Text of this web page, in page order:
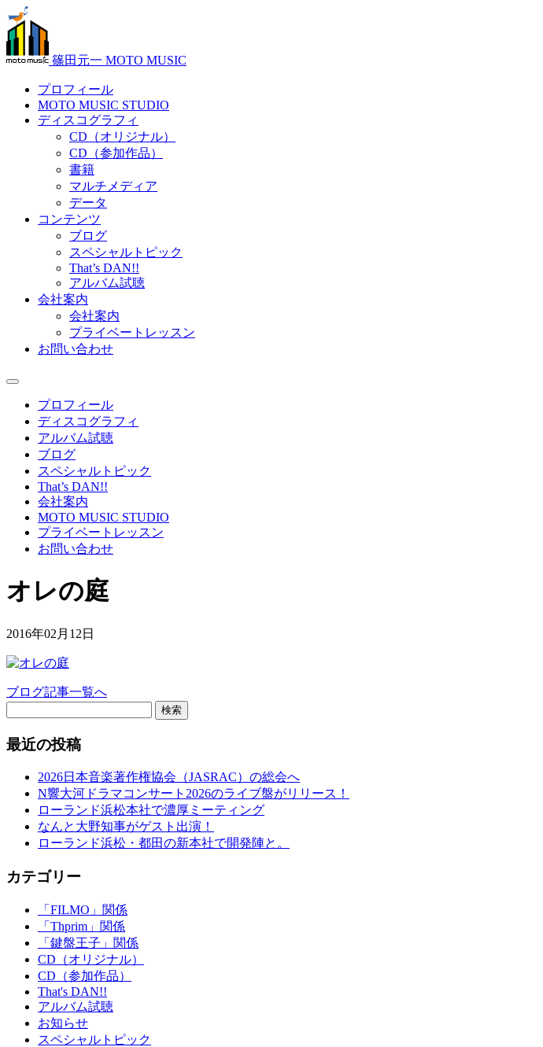
篠田元一 MOTO MUSIC
プロフィール
MOTO MUSIC STUDIO
ディスコグラフィ
CD（オリジナル）
CD（参加作品）
書籍
マルチメディア
データ
コンテンツ
ブログ
スペシャルトピック
That’s DAN!!
アルバム試聴
会社案内
会社案内
プライベートレッスン
お問い合わせ
プロフィール
ディスコグラフィ
アルバム試聴
ブログ
スペシャルトピック
That’s DAN!!
会社案内
MOTO MUSIC STUDIO
プライベートレッスン
お問い合わせ
オレの庭
2016年02月12日
ブログ記事一覧へ
検索
最近の投稿
2026日本音楽著作権協会（JASRAC）の総会へ
N響大河ドラマコンサート2026のライブ盤がリリース！
ローランド浜松本社で濃厚ミーティング
なんと大野知事がゲスト出演！
ローランド浜松・都田の新本社で開発陣と。
カテゴリー
「FILMO」関係
「Thprim」関係
「鍵盤王子」関係
CD（オリジナル）
CD（参加作品）
That's DAN!!
アルバム試聴
お知らせ
スペシャルトピック